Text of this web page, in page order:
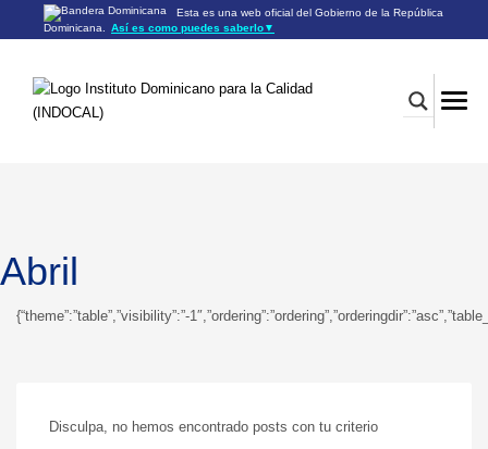
Esta es una web oficial del Gobierno de la República
Dominicana.
Así es como puedes saberlo▼
Los sitios web oficiales utilizan .gob.do o .gov.do
Los sitios web oficiales .gob.do o .gov.do seguros utilizan
HTTPS
Abril
{“theme”:”table”,”visibility”:”-
Disculpa, no hemos encontrado posts con tu criterio